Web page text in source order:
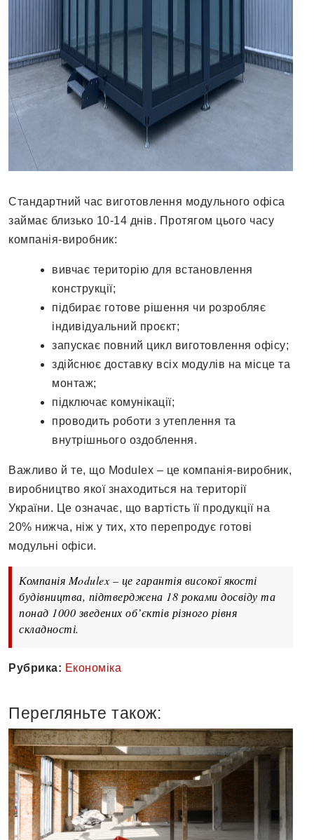
Стандартний час виготовлення модульного офіса
займає близько 10-14 днів. Протягом цього часу
компанія-виробник:
вивчає територію для встановлення
конструкції;
підбирає готове рішення чи розробляє
індивідуальний проєкт;
запускає повний цикл виготовлення офісу;
здійснює доставку всіх модулів на місце та
монтаж;
підключає комунікації;
проводить роботи з утеплення та
внутрішнього оздоблення.
Важливо й те, що Modulex – це компанія-виробник,
виробництво якої знаходиться на території
України. Це означає, що вартість її продукції на
20% нижча, ніж у тих, хто перепродує готові
модульні офіси.
Компанія Modulex – це гарантія високої якості
будівництва, підтверджена 18 роками досвіду та
понад 1000 зведених об’єктів різного рівня
складності.
Рубрика: Економіка
Перегляньте також: